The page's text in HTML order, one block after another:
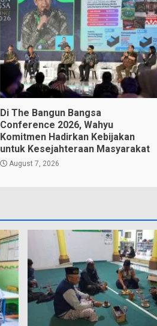
Di The Bangun Bangsa
Conference 2026, Wahyu
Komitmen Hadirkan Kebijakan
untuk Kesejahteraan Masyarakat
August 7, 2026